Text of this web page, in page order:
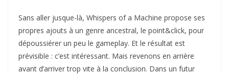
Sans aller jusque-là, Whispers of a Machine propose ses
propres ajouts à un genre ancestral, le point&click, pour
dépoussiérer un peu le gameplay. Et le résultat est
prévisible : c’est intéressant. Mais revenons en arrière
avant d’arriver trop vite à la conclusion. Dans un futur